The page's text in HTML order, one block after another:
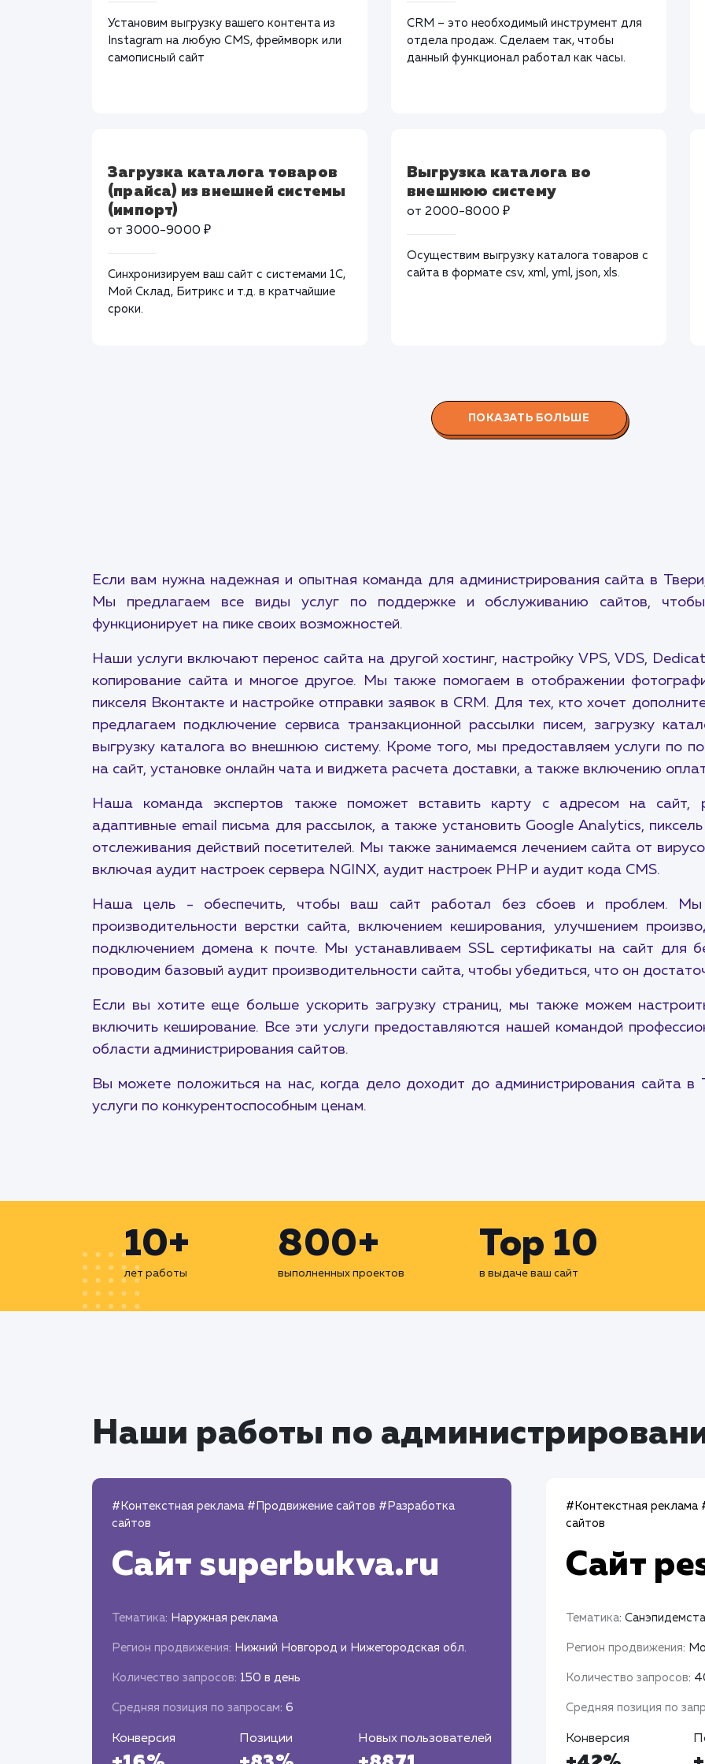
Установим выгрузку вашего контента из
Instagram на любую CMS, фреймворк или
самописный сайт
CRM – это необходимый инструмент для
отдела продаж. Сделаем так, чтобы
данный функционал работал как часы.
Загрузка каталога товаров
(прайса) из внешней системы
(импорт)
от 3000-9000 ₽
Синхронизируем ваш сайт с системами 1С,
Мой Склад, Битрикс и т.д. в кратчайшие
сроки.
Выгрузка каталога во
внешнюю систему
от 2000-8000 ₽
Осуществим выгрузку каталога товаров с
сайта в формате csv, xml, yml, json, xls.
ПОКАЗАТЬ БОЛЬШЕ
Если вам нужна надежная и опытная команда для администрирования сайта в
Мы предлагаем все виды услуг по поддержке и обслуживанию сайтов,
функционирует на пике своих возможностей.
Наши услуги включают перенос сайта на другой хостинг, настройку VPS, VDS,
копирование сайта и многое другое. Мы также помогаем в отображении
пикселя Вконтакте и настройке отправки заявок в CRM. Для тех, кто хочет
предлагаем подключение сервиса транзакционной рассылки писем, загрузку
выгрузку каталога во внешнюю систему. Кроме того, мы предоставляем услуги по
на сайт, установке онлайн чата и виджета расчета доставки, а также включению
Наша команда экспертов также поможет вставить карту с адресом на сайт,
адаптивные email письма для рассылок, а также установить Google Analytics,
отслеживания действий посетителей. Мы также занимаемся лечением сайта от
включая аудит настроек сервера NGINX, аудит настроек PHP и аудит кода CMS.
Наша цель - обеспечить, чтобы ваш сайт работал без сбоев и проблем.
производительности верстки сайта, включением кеширования, улучшением
подключением домена к почте. Мы устанавливаем SSL сертификаты на сайт для
проводим базовый аудит производительности сайта, чтобы убедиться, что он
Если вы хотите еще больше ускорить загрузку страниц, мы также можем
включить кеширование. Все эти услуги предоставляются нашей командой
области администрирования сайтов.
Вы можете положиться на нас, когда дело доходит до администрирования сайта в
услуги по конкурентоспособным ценам.
10+
лет работы
800+
выполненных проектов
Top 10
в выдаче ваш сайт
Наши работы по
#Контекстная реклама #Продвижение сайтов #Разработка
сайтов
Сайт superbukva.ru
Тематика: Наружная реклама
Регион продвижения: Нижний Новгород и Нижегородская обл.
Количество запросов: 150 в день
Средняя позиция по запросам: 6
Конверсия Позиции Новых пользователей
#Контекстная реклама
сайтов
Сайт
Тематика:
Регион продвижения:
Количество запросов:
Средняя позиция по
Конверсия